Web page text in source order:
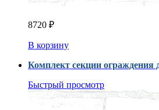
8720 ₽
В корзину
Комплект секции
Быстрый просмотр